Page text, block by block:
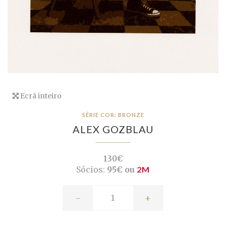
Ecrã inteiro
SÉRIE COR: BRONZE
ALEX GOZBLAU
130€
Sócios: 95€ ou 2M
- +